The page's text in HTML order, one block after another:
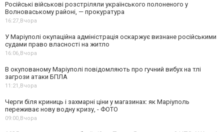
Російські військові розстріляли українського полоненого у
Волноваському районі, — прокуратура
16:27,Вчора
У Маріуполі окупаційна адміністрація оскаржує визнане російськими
судами право власності на житло
16:06,Вчора
В окупованому Маріуполі повідомляють про гучний вибух на тлі
загрози атаки БПЛА
11:21,Вчора
Черги біля криниць і захмарні ціни у магазинах: як Маріуполь
переживає нову водну кризу, - ФОТО
09:00,Вчора